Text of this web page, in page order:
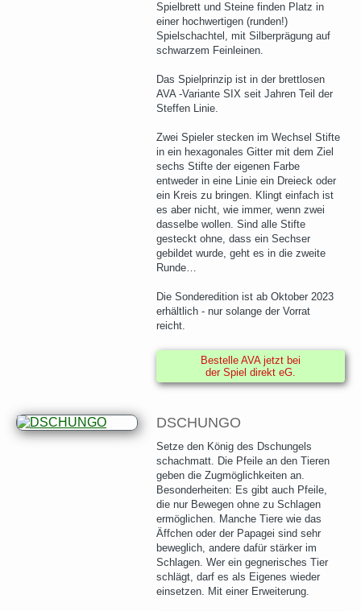
Spielbrett und Steine finden Platz in
einer hochwertigen (runden!)
Spielschachtel, mit Silberprägung auf
schwarzem Feinleinen.
Das Spielprinzip ist in der brettlosen
AVA -Variante SIX seit Jahren Teil der
Steffen Linie.
Zwei Spieler stecken im Wechsel Stifte
in ein hexagonales Gitter mit dem Ziel
sechs Stifte der eigenen Farbe
entweder in eine Linie ein Dreieck oder
ein Kreis zu bringen. Klingt einfach ist
es aber nicht, wie immer, wenn zwei
dasselbe wollen. Sind alle Stifte
gesteckt ohne, dass ein Sechser
gebildet wurde, geht es in die zweite
Runde…
Die Sonderedition ist ab Oktober 2023
erhältlich - nur solange der Vorrat
reicht.
Bestelle AVA jetzt bei
der Spiel direkt eG.
DSCHUNGO
Setze den König des Dschungels
schachmatt. Die Pfeile an den Tieren
geben die Zugmöglichkeiten an.
Besonderheiten: Es gibt auch Pfeile,
die nur Bewegen ohne zu Schlagen
ermöglichen. Manche Tiere wie das
Äffchen oder der Papagei sind sehr
beweglich, andere dafür stärker im
Schlagen. Wer ein gegnerisches Tier
schlägt, darf es als Eigenes wieder
einsetzen. Mit einer Erweiterung.